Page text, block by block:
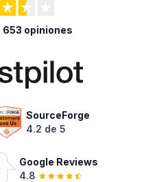
653 opiniones
SourceForge
4.2 de 5
Google Reviews
4.8